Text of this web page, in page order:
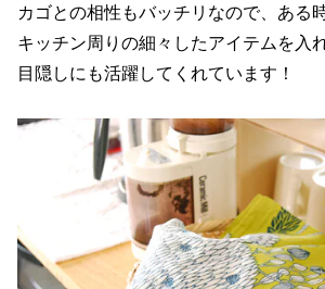
カゴとの相性もバッチリなので、ある
キッチン周りの細々したアイテムを入
目隠しにも活躍してくれています！